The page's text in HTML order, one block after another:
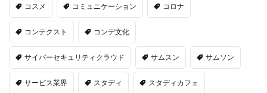
コスメ コミュニケーション コロナ
コンテクスト コンデ文化
サイバーセキュリティクラウド サムスン サムソン
サービス業界 スタディ スタディカフェ